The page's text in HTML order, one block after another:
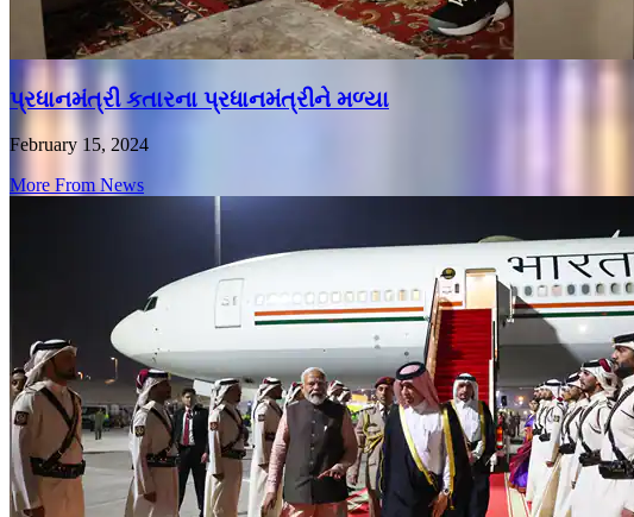
પ્રધાનમંત્રી કતારના પ્રધાનમંત્રીને મળ્યા
February 15, 2024
More From News